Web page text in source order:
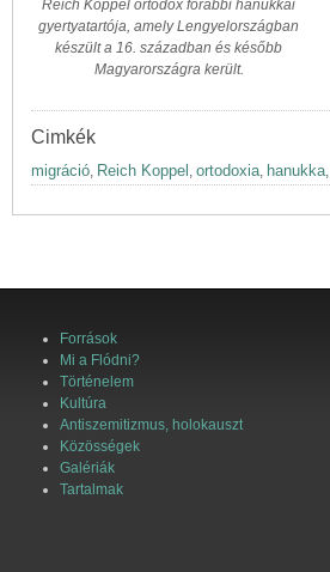
Reich Koppel ortodox főrabbi hanukkai
gyertyatartója, amely Lengyelországban
készült a 16. században és később
Magyarországra került.
Cimkék
migráció, Reich Koppel , ortodoxia, hanukka,
Források
Mi a Flódni?
Történelem
Kultúra
Antiszemitizmus, holokauszt
Közösségek
Galériák
Tartalmak